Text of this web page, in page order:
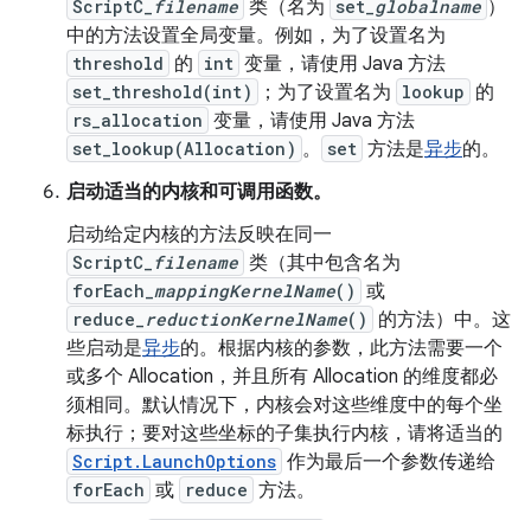
ScriptC_ filename 类（名为 set_ globalname ）
中的方法设置全局变量。例如，为了设置名为
threshold 的 int 变量，请使用 Java 方法
set_threshold(int) ；为了设置名为 lookup 的
rs_allocation 变量，请使用 Java 方法
set_lookup(Allocation) 。 set 方法是异步的。
启动适当的内核和可调用函数。
启动给定内核的方法反映在同一
ScriptC_ filename 类（其中包含名为
forEach_ mappingKernelName() 或
reduce_ reductionKernelName()
的方法）中。这
些启动是异步的。根据内核的参数，此方法需要一个
或多个 Allocation，并且所有 Allocation 的维度都必
须相同。默认情况下，内核会对这些维度中的每个坐
标执行；要对这些坐标的子集执行内核，请将适当的
Script.LaunchOptions 作为最后一个参数传递给
forEach 或 reduce 方法。